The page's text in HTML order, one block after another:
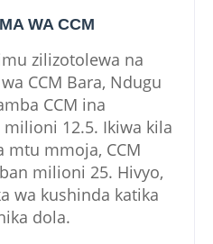
WA CCM
zilizotolewa na
CCM Bara, Ndugu
CCM ina
12.5. Ikiwa kila
mtu mmoja, CCM
milioni 25. Hivyo,
wa kushinda katika
dola.